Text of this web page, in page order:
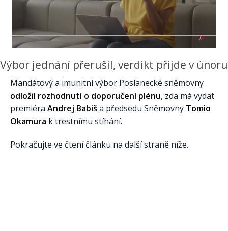
Výbor jednání přerušil, verdikt přijde v únoru
Mandátový a imunitní výbor Poslanecké sněmovny
odložil rozhodnutí o doporučení plénu, zda má vydat
premiéra Andrej Babiš a předsedu Sněmovny Tomio
Okamura k trestnímu stíhání.
Pokračujte ve čtení článku na další straně níže.